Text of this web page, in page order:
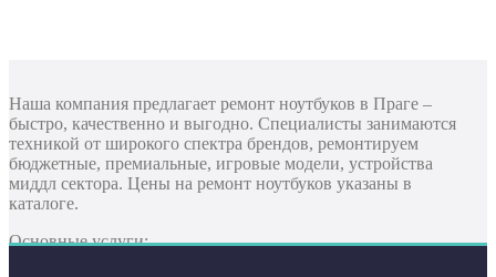
Наша компания предлагает ремонт ноутбуков в Праге –
быстро, качественно и выгодно. Специалисты занимаются
техникой от широкого спектра брендов, ремонтируем
бюджетные, премиальные, игровые модели, устройства
миддл сектора. Цены на ремонт ноутбуков указаны в
каталоге.
Основные услуги: